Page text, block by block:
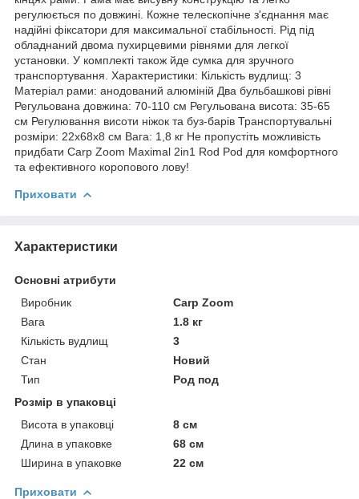
регулюється по довжині. Кожне телескопічне з'єднання має
надійні фіксатори для максимальної стабільності. Рід під
обладнаний двома пухирцевими рівнями для легкої
установки. У комплекті також йде сумка для зручного
транспортування. Характеристики: Кількість вудлищ: 3
Матеріал рами: анодований алюміній Два бульбашкові рівні
Регульована довжина: 70-110 см Регульована висота: 35-65
см Регулювання висоти ніжок та буз-барів Транспортувальні
розміри: 22х68х8 см Вага: 1,8 кг Не пропустіть можливість
придбати Carp Zoom Maximal 2in1 Rod Pod для комфортного
та ефективного коропового лову!
Приховати
Характеристики
Основні атрибути
Виробник
Carp Zoom
Вага
1.8 кг
Кількість вудлищ
3
Стан
Новий
Тип
Род под
Розмір в упаковці
Висота в упаковці
8 см
Длина в упаковке
68 см
Ширина в упаковке
22 см
Приховати